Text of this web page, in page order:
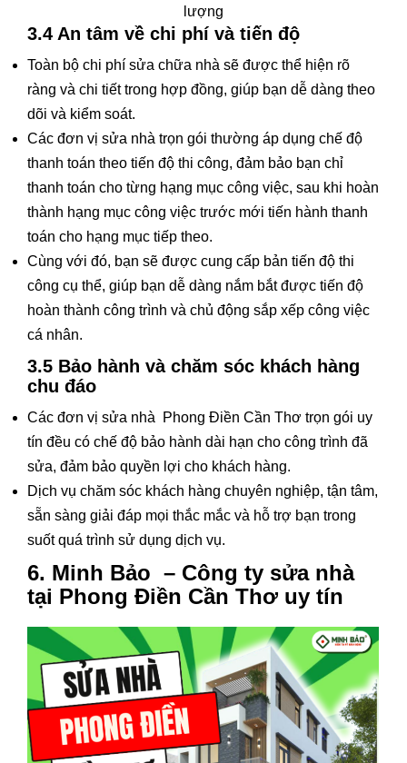
lượng
3.4 An tâm về chi phí và tiến độ
Toàn bộ chi phí sửa chữa nhà sẽ được thể hiện rõ
ràng và chi tiết trong hợp đồng, giúp bạn dễ dàng theo
dõi và kiểm soát.
Các đơn vị sửa nhà trọn gói thường áp dụng chế độ
thanh toán theo tiến độ thi công, đảm bảo bạn chỉ
thanh toán cho từng hạng mục công việc, sau khi hoàn
thành hạng mục công việc trước mới tiến hành thanh
toán cho hạng mục tiếp theo.
Cùng với đó, bạn sẽ được cung cấp bản tiến độ thi
công cụ thể, giúp bạn dễ dàng nắm bắt được tiến độ
hoàn thành công trình và chủ động sắp xếp công việc
cá nhân.
3.5 Bảo hành và chăm sóc khách hàng
chu đáo
Các đơn vị sửa nhà Phong Điền Cần Thơ trọn gói uy
tín đều có chế độ bảo hành dài hạn cho công trình đã
sửa, đảm bảo quyền lợi cho khách hàng.
Dịch vụ chăm sóc khách hàng chuyên nghiệp, tận tâm,
sẵn sàng giải đáp mọi thắc mắc và hỗ trợ bạn trong
suốt quá trình sử dụng dịch vụ.
6. Minh Bảo – Công ty sửa nhà
tại Phong Điền Cần Thơ uy tín